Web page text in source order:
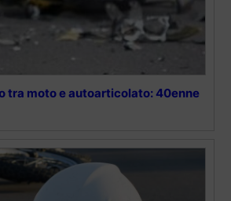
tra moto e autoarticolato: 40enne